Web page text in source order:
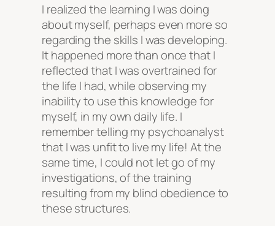
I realized the learning I was doing
about myself, perhaps even more so
regarding the skills I was developing.
It happened more than once that I
reflected that I was overtrained for
the life I had, while observing my
inability to use this knowledge for
myself, in my own daily life. I
remember telling my psychoanalyst
that I was unfit to live my life! At the
same time, I could not let go of my
investigations, of the training
resulting from my blind obedience to
these structures.